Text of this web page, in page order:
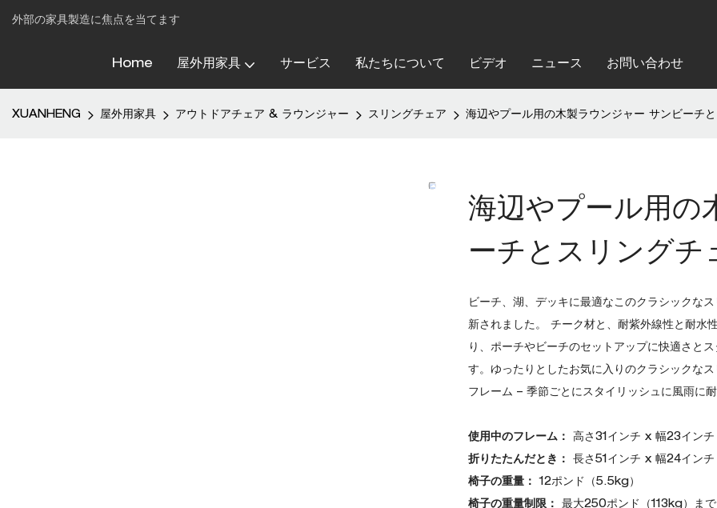
外部の家具製造に焦点を当てます
Home 屋外用家具 サービス 私たちについて ビデオ ニュース お問い合わせ
XUANHENG 屋外用家具 アウトドアチェア & ラウンジャー スリングチェア 海辺やプール用の木製ラウンジャー サンビーチ
海辺やプール用の
ーチとスリングチ
ビーチ、湖、デッキに最適なこのクラシックな
新されました。 チーク材と、耐紫外線性と耐水
り、ポーチやビーチのセットアップに快適さと
す。ゆったりとしたお気に入りのクラシックな
フレーム – 季節ごとにスタイリッシュに風雨に
使用中のフレーム： 高さ31インチ x 幅23イ
折りたたんだとき： 長さ51インチ x 幅24イン
椅子の重量：12ポンド（5.5kg）
椅子の重量制限： 最大250ポンド（113kg）ま